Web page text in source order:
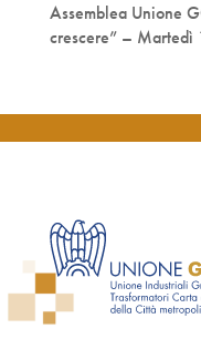
Assemblea Unione
crescere” –